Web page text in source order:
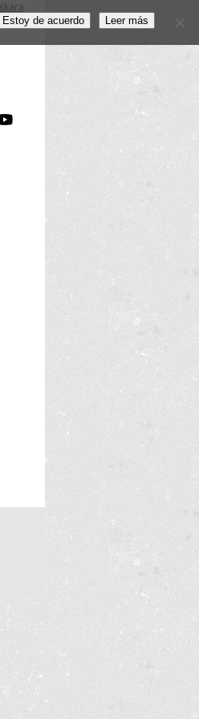
Estoy de acuerdo Leer más